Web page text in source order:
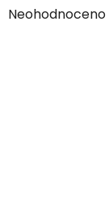
Průměrné
Neohodnoceno